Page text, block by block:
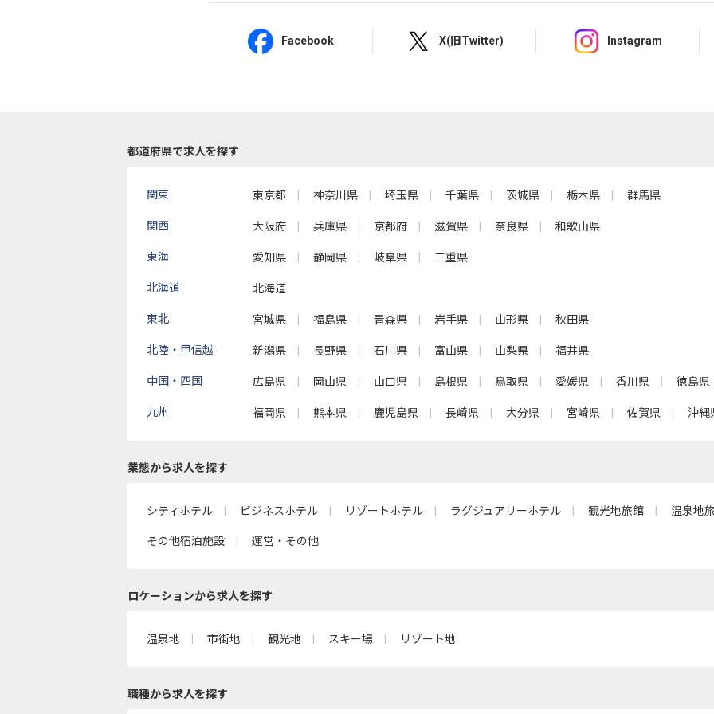
Facebook X(旧Twitter) Instagram
都道府県で求人を探す
関東 東京都 神奈川県 埼玉県 千葉県 茨城県 栃木県 群馬県
関西 大阪府 兵庫県 京都府 滋賀県 奈良県 和歌山県
東海 愛知県 静岡県 岐阜県 三重県
北海道 北海道
東北 宮城県 福島県 青森県 岩手県 山形県 秋田県
北陸・甲信越 新潟県 長野県 石川県 富山県 山梨県 福井県
中国・四国 広島県 岡山県 山口県 島根県 鳥取県 愛媛県 香川県 徳島県
九州 福岡県 熊本県 鹿児島県 長崎県 大分県 宮崎県 佐賀県 沖縄
業態から求人を探す
シティホテル ビジネスホテル リゾートホテル ラグジュアリーホテル 観光地旅館 温泉地
その他宿泊施設 運営・その他
ロケーションから求人を探す
温泉地 市街地 観光地 スキー場 リゾート地
職種から求人を探す